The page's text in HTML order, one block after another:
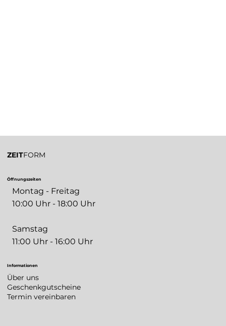
ZEITFORM
Öffnungszeiten
Montag - Freitag
10:00 Uhr - 18:00 Uhr
Samstag
11:00 Uhr - 16:00 Uhr
Informationen
Über uns
Geschenkgutscheine
Termin vereinbaren